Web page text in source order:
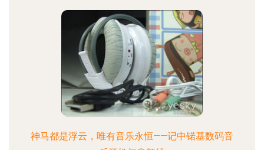
神马都是浮云，唯有音乐永恒——记中锘基数码音